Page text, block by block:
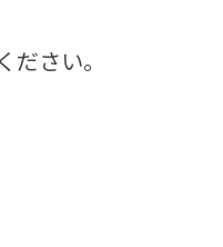
さい。